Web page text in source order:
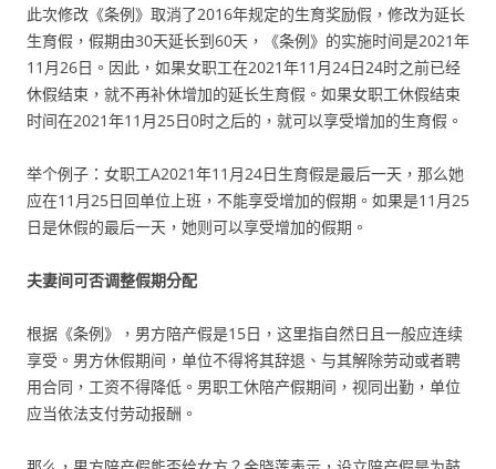
此次修改《条例》取消了2016年规定的生育奖励假，修改为延长
生育假，假期由30天延长到60天，《条例》的实施时间是2021年
11月26日。因此，如果女职工在2021年11月24日24时之前已经
休假结束，就不再补休增加的延长生育假。如果女职工休假结束
时间在2021年11月25日0时之后的，就可以享受增加的生育假。
举个例子：女职工A2021年11月24日生育假是最后一天，那么她
应在11月25日回单位上班，不能享受增加的假期。如果是11月25
日是休假的最后一天，她则可以享受增加的假期。
夫妻间可否调整假期分配
根据《条例》，男方陪产假是15日，这里指自然日且一般应连续
享受。男方休假期间，单位不得将其辞退、与其解除劳动或者聘
用合同，工资不得降低。男职工休陪产假期间，视同出勤，单位
应当依法支付劳动报酬。